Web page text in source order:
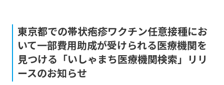
東京都での帯状疱疹ワクチン任意接種にお
いて一部費用助成が受けられる医療機関を
見つける「いしゃまち医療機関検索」リリ
ースのお知らせ